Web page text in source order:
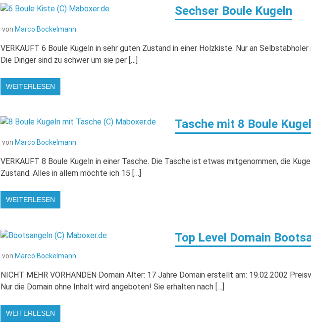
Sechser Boule Kugeln
von Marco Bockelmann
VERKAUFT 6 Boule Kugeln in sehr guten Zustand in einer Holzkiste. Nur an
Die Dinger sind zu schwer um sie per […]
WEITERLESEN
Tasche mit 8 Boule
von Marco Bockelmann
VERKAUFT 8 Boule Kugeln in einer Tasche. Die Tasche ist etwas mitgenommen, die
Zustand. Alles in allem möchte ich 15 […]
WEITERLESEN
Top Level Domain
von Marco Bockelmann
NICHT MEHR VORHANDEN Domain Alter: 17 Jahre Domain erstellt am: 19.02.2002
Nur die Domain ohne Inhalt wird angeboten! Sie erhalten nach […]
WEITERLESEN